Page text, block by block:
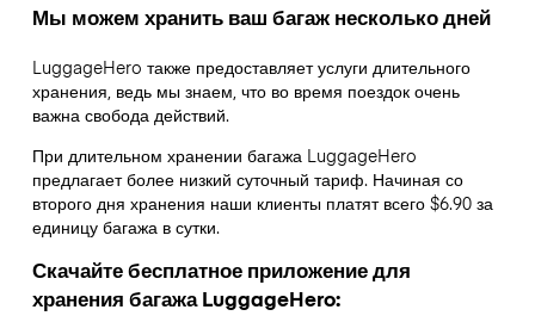
Мы можем хранить ваш багаж несколько дней
LuggageHero также предоставляет услуги длительного
хранения, ведь мы знаем, что во время поездок очень
важна свобода действий.
При длительном хранении багажа LuggageHero
предлагает более низкий суточный тариф. Начиная со
второго дня хранения наши клиенты платят всего $6.90 за
единицу багажа в сутки.
Скачайте бесплатное приложение для
хранения багажа LuggageHero: